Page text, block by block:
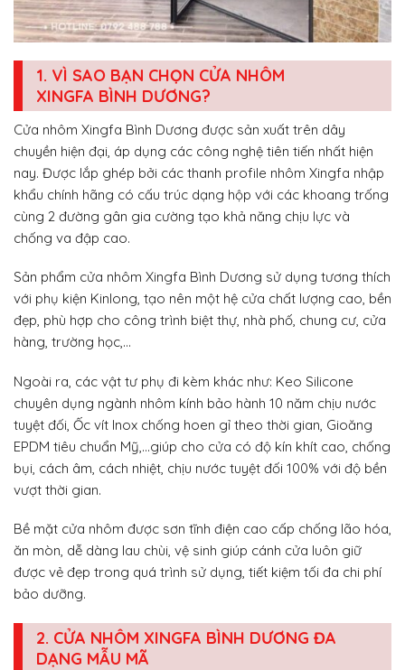
1. VÌ SAO BẠN CHỌN CỬA NHÔM
XINGFA BÌNH DƯƠNG?
Cửa nhôm Xingfa Bình Dương được sản xuất trên dây
chuyền hiện đại, áp dụng các công nghệ tiên tiến nhất hiện
nay. Được lắp ghép bởi các thanh profile nhôm Xingfa nhập
khẩu chính hãng có cấu trúc dạng hộp với các khoang trống
cùng 2 đường gân gia cường tạo khả năng chịu lực và
chống va đập cao.
Sản phẩm cửa nhôm Xingfa Bình Dương sử dụng tương thích
với phụ kiện Kinlong, tạo nên một hệ cửa chất lượng cao, bền
đẹp, phù hợp cho công trình biệt thự, nhà phố, chung cư, cửa
hàng, trường học,…
Ngoài ra, các vật tư phụ đi kèm khác như: Keo Silicone
chuyên dụng ngành nhôm kính bảo hành 10 năm chịu nước
tuyệt đối, Ốc vít Inox chống hoen gỉ theo thời gian, Gioăng
EPDM tiêu chuẩn Mỹ,…giúp cho cửa có độ kín khít cao, chống
bụi, cách âm, cách nhiệt, chịu nước tuyệt đối 100% với độ bền
vượt thời gian.
Bề mặt cửa nhôm được sơn tĩnh điện cao cấp chống lão hóa,
ăn mòn, dễ dàng lau chùi, vệ sinh giúp cánh cửa luôn giữ
được vẻ đẹp trong quá trình sử dụng, tiết kiệm tối đa chi phí
bảo dưỡng.
2. CỬA NHÔM XINGFA BÌNH DƯƠNG ĐA
DẠNG MẪU MÃ